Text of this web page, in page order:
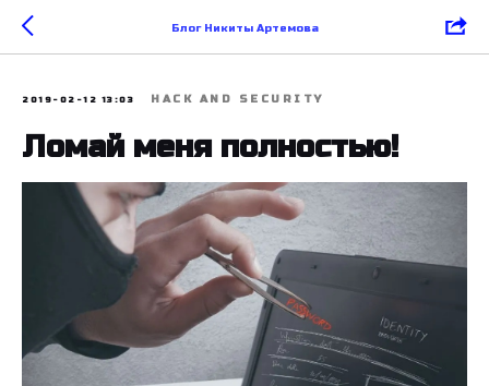
Блог Никиты Артемова
2019-02-12 13:03 HACK AND SECURITY
Ломай меня полностью!